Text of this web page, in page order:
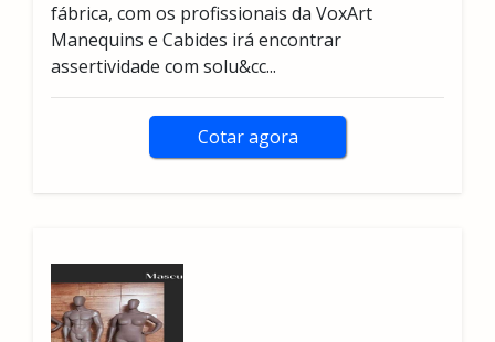
fábrica, com os profissionais da VoxArt
Manequins e Cabides irá encontrar
assertividade com solu&cc...
Cotar agora